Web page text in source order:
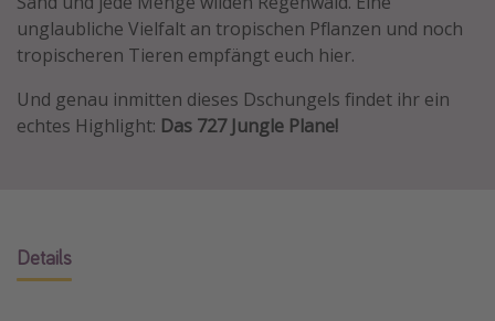
Tulum Urlaub
Sri Lanka Rundreise
Reisethemen
Disneyland Paris
Roadtrips
unglaubliche Vielfalt an tropischen Pflanzen und noch
tropischeren Tieren empfängt euch hier.
Und genau inmitten dieses Dschungels findet ihr ein
echtes Highlight: Das 727 Jungle Plane!
Details